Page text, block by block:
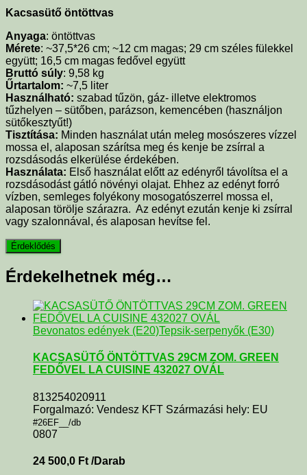
Kacsasütő öntöttvas
Anyaga: öntöttvas
Mérete: ~37,5*26 cm; ~12 cm magas; 29 cm széles fülekkel
együtt; 16,5 cm magas fedővel együtt
Bruttó súly: 9,58 kg
Űrtartalom: ~7,5 liter
Használható: szabad tűzön, gáz- illetve elektromos
tűzhelyen – sütőben, parázson, kemencében (használjon
sütőkesztyűt!)
Tisztítása: Minden használat után meleg mosószeres vízzel
mossa el, alaposan szárítsa meg és kenje be zsírral a
rozsdásodás elkerülése érdekében.
Használata: Első használat előtt az edényről távolítsa el a
rozsdásodást gátló növényi olajat. Ehhez az edényt forró
vízben, semleges folyékony mosogatószerrel mossa el,
alaposan törölje szárazra. Az edényt ezután kenje ki zsírral
vagy szalonnával, és alaposan hevítse fel.
Érdekelhetnek még…
Bevonatos edények (E20)Tepsik-serpenyők (E30)
KACSASÜTŐ ÖNTÖTTVAS 29CM ZOM. GREEN
FEDŐVEL LA CUISINE 432027 OVÁL
813254020911
Forgalmazó: Vendesz KFT Származási hely: EU
#26EF__/db
0807
24 500,0 Ft /Darab